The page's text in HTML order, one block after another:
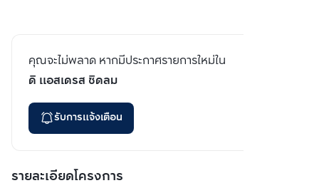
คุณจะไม่พลาด หากมีประกาศรายการใหม่ใน
ดิ แอสเดรส ชิดลม
รับการแจ้งเตือน
รายละเอียดโครงการ